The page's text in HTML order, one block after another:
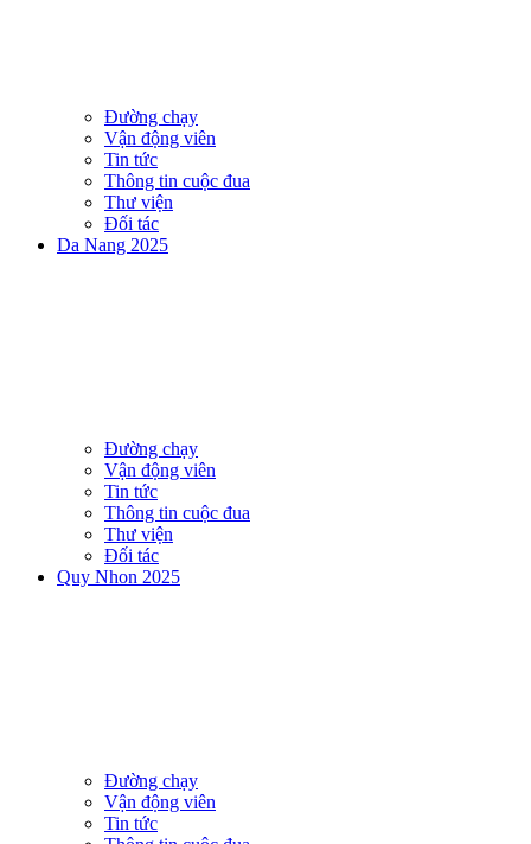
Đường chạy
Vận động viên
Tin tức
Thông tin cuộc đua
Thư viện
Đối tác
Da Nang 2025
Đường chạy
Vận động viên
Tin tức
Thông tin cuộc đua
Thư viện
Đối tác
Quy Nhon 2025
Đường chạy
Vận động viên
Tin tức